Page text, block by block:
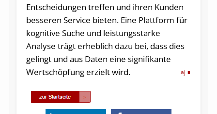
Entscheidungen treffen und ihren Kunden
besseren Service bieten. Eine Plattform für
kognitive Suche und leistungsstarke
Analyse trägt erheblich dazu bei, dass dies
gelingt und aus Daten eine signifikante
Wertschöpfung erzielt wird.
aj